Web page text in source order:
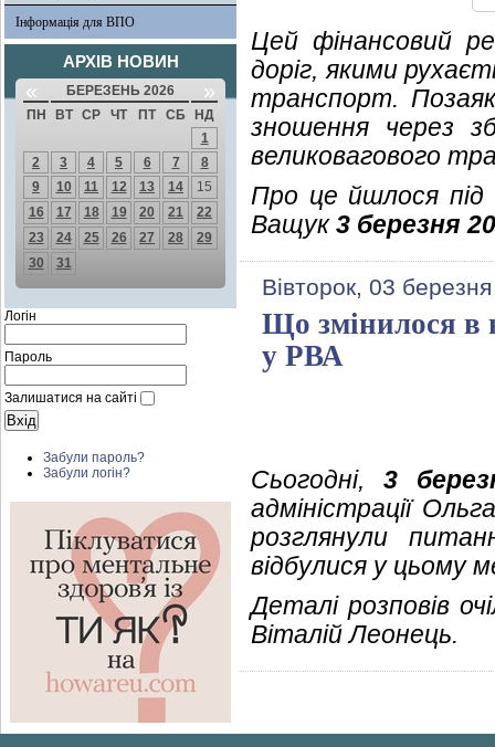
Інформація для ВПО
АРХІВ НОВИН
« БЕРЕЗЕНЬ 2026 »
ПН ВТ СР ЧТ ПТ СБ
НД
1
2
3 4 5 6 7
8
9
10 11 12 13 14
15
16
17 18 19 20 21
22
23
24 25 26 27 28
29
30
31
Логін
Пароль
Залишатися на сайті
Забули пароль?
Забули логін?
Цей фінансовий
доріг, якими
транспорт.
зношення через
великовагового
Про це йшлося під
Ващук3 березня
Вівторок, 03
Що змінилося в
у РВА
Сьогодні,3
адміністрації
розглянули
відбулися у цьому
Деталі розповів
Віталій Леонець.